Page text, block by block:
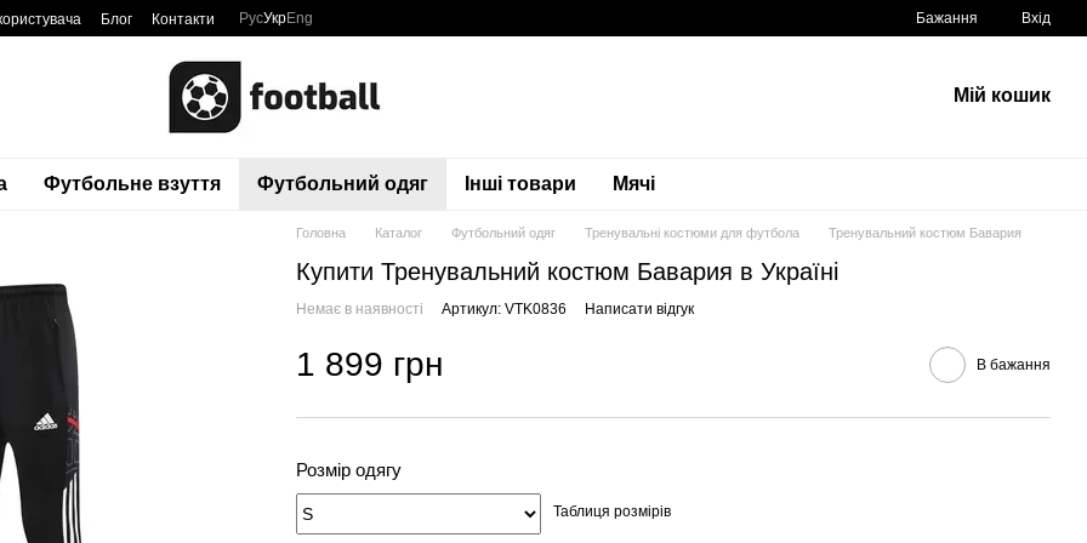
Блог Контакти РусУкрEng Бажання Вхід
Мій кошик
Футбольне взуття Футбольний одяг Інші товари Мячі
Головна Каталог Футбольний одяг Тренувальні костюми для футбола Тренувальний костюм Бавария
Купити Тренувальний костюм Бавария в Україні
Немає в наявності Артикул: VTK0836 Написати відгук
1 899 грн В бажання
Розмір одягу
Таблиця розмірів